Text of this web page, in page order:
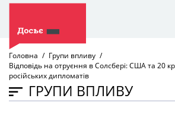
Головна
Групи впливу
Відповідь на отруєння в Солсбері: США та 20
російських дипломатів
ГРУПИ ВПЛИВУ